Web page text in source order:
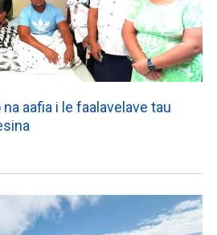
aafia i le faalavelave tau